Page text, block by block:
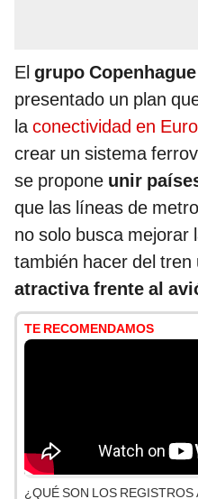
El grupo
presentado un plan
laconectividad en
crear un sistema
se propone unir
que las líneas de
no solo busca mejorar
también hacer del tren
atractiva frente al
TE RECOMENDAMOS
¿QUÉ SON LOS